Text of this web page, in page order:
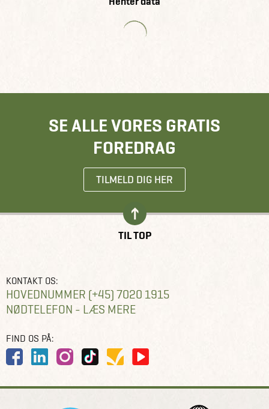
SE ALLE VORES GRATIS
FOREDRAG
TILMELD DIG HER
TIL TOP
KONTAKT OS:
HOVEDNUMMER (+45) 7020 1915
NØDTELEFON - LÆS MERE
FIND OS PÅ: